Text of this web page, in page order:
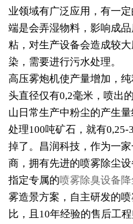
业领域有广泛应用，有一
端是会弄湿物料，影响成
粘，对生产设备会造成较
染，需要进行污水处理。
高压雾炮机使产量增加，
头直径仅有0,2毫米，喷出
山日常生产中粉尘的产生
处理100吨矿石，就有
掉了。昌润科技，作为一
商，拥有先进的喷雾除尘
指定专属的喷雾除臭设备降
雾造景方案，自主研发的
比，且10年经验的售后工